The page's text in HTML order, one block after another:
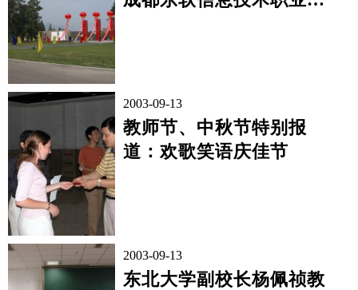
2003-09-13
教师节、中秋节特别报
道：欢歌笑语庆佳节
2003-09-13
东北大学副校长杨佩祯教